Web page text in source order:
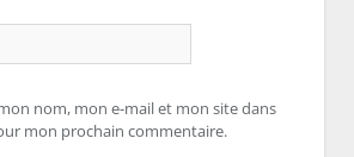
nom, mon e-mail et mon site dans
mon prochain commentaire.